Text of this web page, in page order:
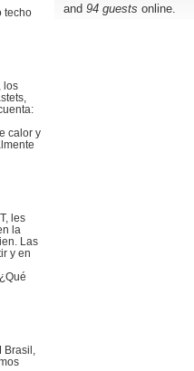
techo
los
calor y
les
la
Las
y en
Brasil,
and 94 guests online.